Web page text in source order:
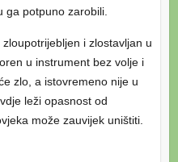
ga potpuno zarobili.
i zlostavljan u
u instrument bez volje i
zlo, a istovremeno nije u
leži opasnost od
može zauvijek uništiti.